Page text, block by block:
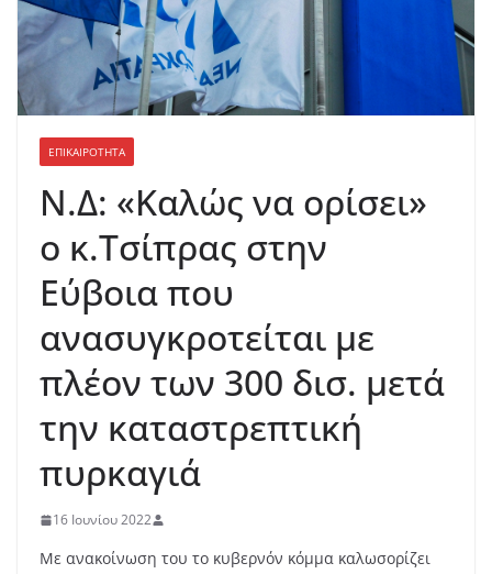
ΕΠΙΚΑΙΡΟΤΗΤΑ
Ν.Δ: «Καλώς να ορίσει»
ο κ.Τσίπρας στην
Εύβοια που
ανασυγκροτείται με
πλέον των 300 δισ. μετά
την καταστρεπτική
πυρκαγιά
16 Ιουνίου 2022
Με ανακοίνωση του το κυβερνόν κόμμα καλωσορίζει